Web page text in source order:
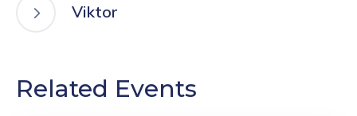
Viktor
Related Events